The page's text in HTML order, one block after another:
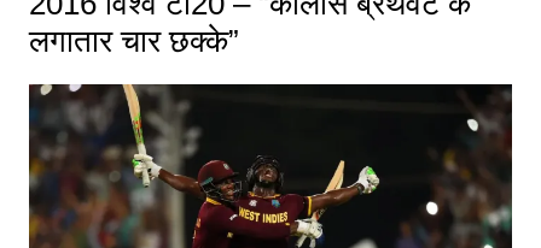
लगातार चार छक्के”